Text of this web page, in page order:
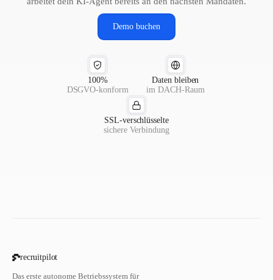
Demo buchen
100%
DSGVO-konform
Daten bleiben
im DACH-Raum
SSL-verschlüsselte
sichere Verbindung
recruitpilot
Das erste autonome Betriebssystem für